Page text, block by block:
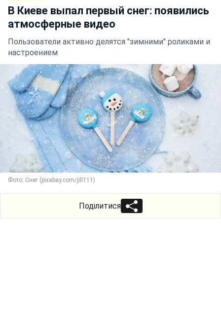
В Киеве выпал первый снег: появились
атмосферные видео
Пользователи активно делятся "зимними" роликами и
настроением
Фото: Снег (pixabay.com/jill111)
Поділитися